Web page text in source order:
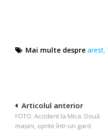
Mai multe despre arest,
Navigare
în
Articolul anterior
FOTO. Accident la Mica. Două
maşini, oprite într-un gard